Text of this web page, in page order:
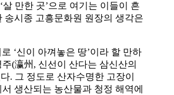
살 만한 곳’으로 여기는 이들이 흔
송시종 고흥문화원 원장의 생각은
‘신이 아껴놓은 땅’이라 할 만하
(瀛州, 신선이 산다는 삼신산의
. 그 정도로 산자수명한 고장이
생산되는 농산물과 청정 해역에